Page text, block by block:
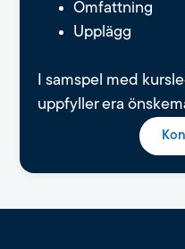
Omfattning
Upplägg
I samspel med
uppfyller era